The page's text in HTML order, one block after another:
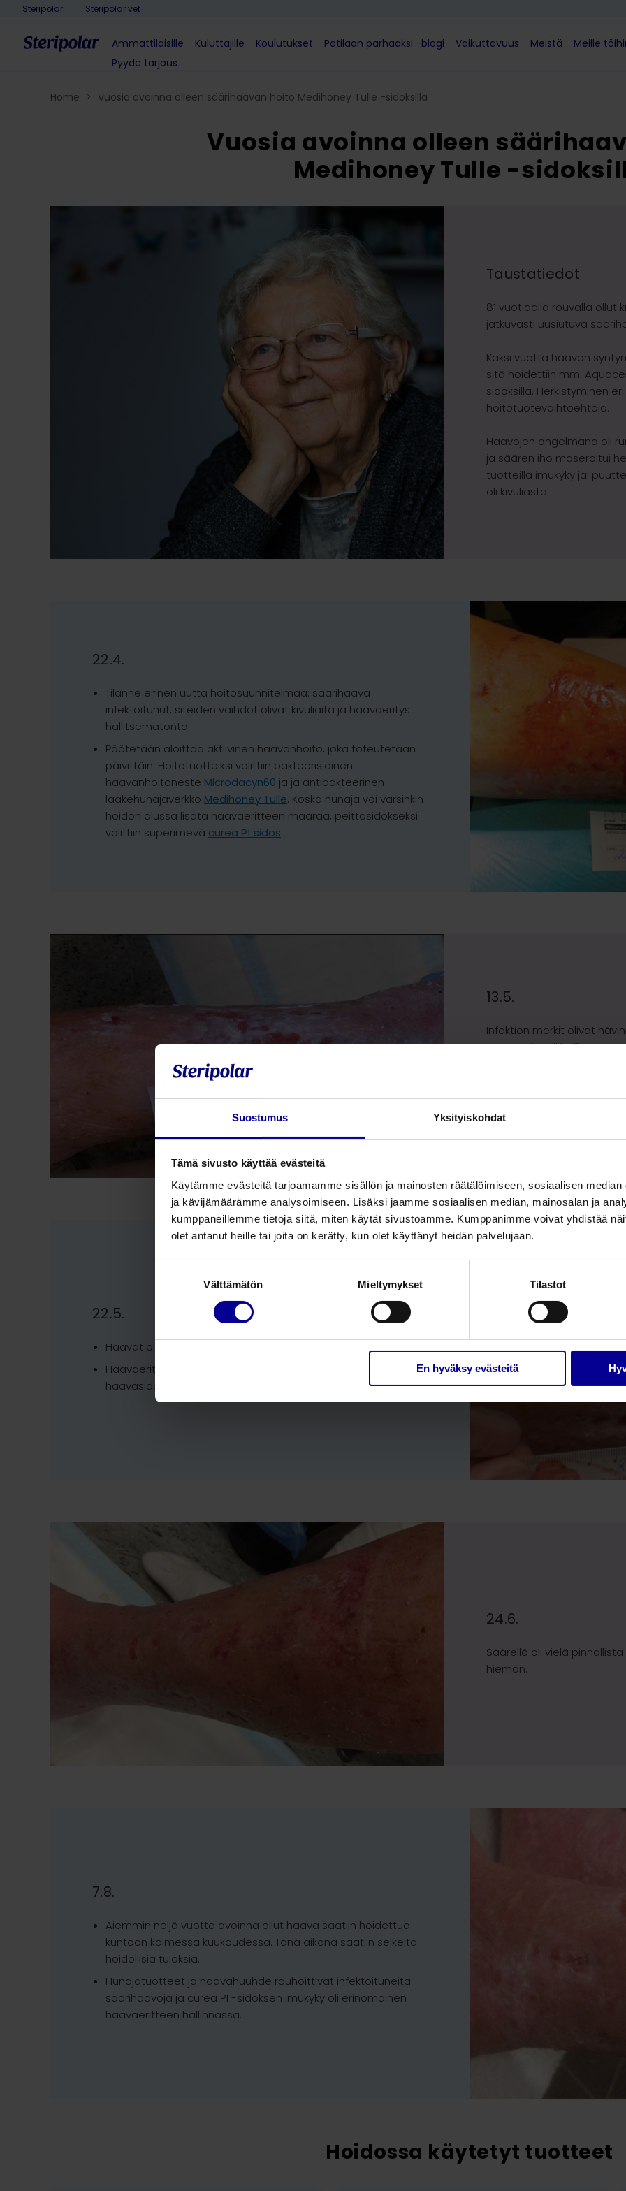
Suostumus Yksityiskohdat
Tämä sivusto käyttää evästeitä
Käytämme evästeitä tarjoamamme sisällön ja mainosten räätälöimiseen, sosiaalisen
ja kävijämäärämme analysoimiseen. Lisäksi jaamme sosiaalisen median, mainosalan ja
kumppaneillemme tietoja siitä, miten käytät sivustoamme. Kumppanimme voivat yhdistää
olet antanut heille tai joita on kerätty, kun olet käyttänyt heidän palvelujaan.
Välttämätön Mieltymykset Tilastot
En hyväksy evästeitä
Skip to content
Steripolar Steripolar vet
Ammattilaisille Kuluttajille Koulutukset Potilaan parhaaksi -blogi Vaikuttavuus Meistä Meille
Pyydä tarjous
Home > Vuosia avoinna olleen säärihaavan hoito Medihoney Tulle -sidoksilla
Vuosia avoinna olleen
Medihoney Tulle -
Taustatiedot
81 vuotiaalla rouvalla ollut
jatkuvasti uusiutuva
Kaksi vuotta haavan
sitä hoidettiin mm.
sidoksilla. Herkistyminen
hoitotuotevaihtoehtoja.
Haavojen ongelmana oli
ja säären iho maseroitui
tuotteilla imukyky jäi
oli kivuliasta.
22.4.
Tilanne ennen uutta hoitosuunnitelmaa: säärihaava
infektoitunut, siteiden vaihdot olivat kivuliaita ja haavaeritys
hallitsematonta.
Päätetään aloittaa aktiivinen haavanhoito, joka toteutetaan
päivittäin. Hoitotuotteiksi valittiin bakteerisidinen
haavanhoitoneste Microdacyn60 ja ja antibakteerinen
lääkehunajaverkko Medihoney Tulle. Koska hunaja voi varsinkin
hoidon alussa lisätä haavaeritteen määrää, peittosidokseksi
valittiin superimevä curea P1 sidos.
13.5.
Infektion merkit olivat
Haavaerite oli hallittavissa
Ympäröivä iho oli
voiteella, jota näkyy
22.5.
Haavat pienentyneet ja pohja noussut ja granuloi.
Haavaerite vähentynyt ja hallittavissa curea P1 –
haavasidoksella. Ympäröivä iho on eheytynyt.
24.6.
Säärellä oli vielä
hieman.
7.8.
Aiemmin neljä vuotta avoinna ollut haava saatiin hoidettua
kuntoon kolmessa kuukaudessa. Tänä aikana saatiin selkeitä
hoidollisia tuloksia.
Hunajatuotteet ja haavahuuhde rauhoittivat infektoituneita
säärihaavoja ja curea P1 -sidoksen imukyky oli erinomainen
haavaeritteen hallinnassa.
Hoidossa käytetyt tuotteet